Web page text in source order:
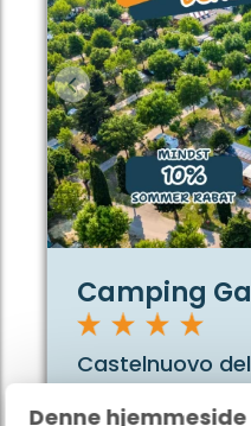
Denne
Camping
Castelnuovo